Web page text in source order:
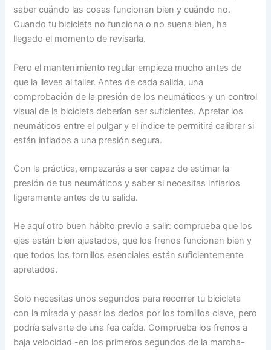
saber cuándo las cosas funcionan bien y cuándo no.
Cuando tu bicicleta no funciona o no suena bien, ha
llegado el momento de revisarla.
Pero el mantenimiento regular empieza mucho antes de
que la lleves al taller. Antes de cada salida, una
comprobación de la presión de los neumáticos y un control
visual de la bicicleta deberían ser suficientes. Apretar los
neumáticos entre el pulgar y el índice te permitirá calibrar si
están inflados a una presión segura.
Con la práctica, empezarás a ser capaz de estimar la
presión de tus neumáticos y saber si necesitas inflarlos
ligeramente antes de tu salida.
He aquí otro buen hábito previo a salir: comprueba que los
ejes están bien ajustados, que los frenos funcionan bien y
que todos los tornillos esenciales están suficientemente
apretados.
Solo necesitas unos segundos para recorrer tu bicicleta
con la mirada y pasar los dedos por los tornillos clave, pero
podría salvarte de una fea caída. Comprueba los frenos a
baja velocidad -en los primeros segundos de la marcha-